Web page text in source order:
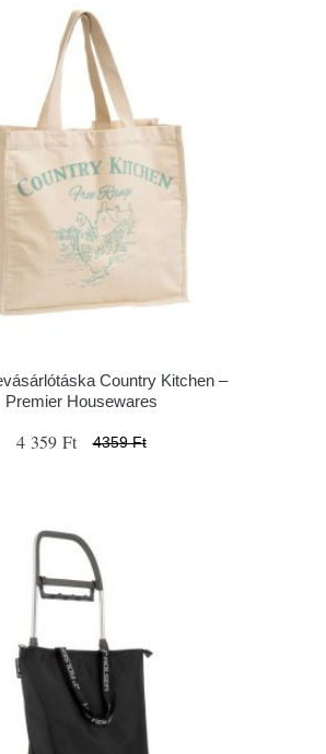
Country Kitchen –
Premier Housewares
4 359 Ft 4359 Ft